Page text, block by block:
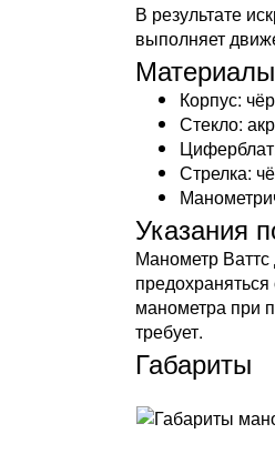
В результате
выполняет
Материалы
Корпус:
Стекло:
Стрелка:
Указания
Манометр
манометра при
требует.
Габариты